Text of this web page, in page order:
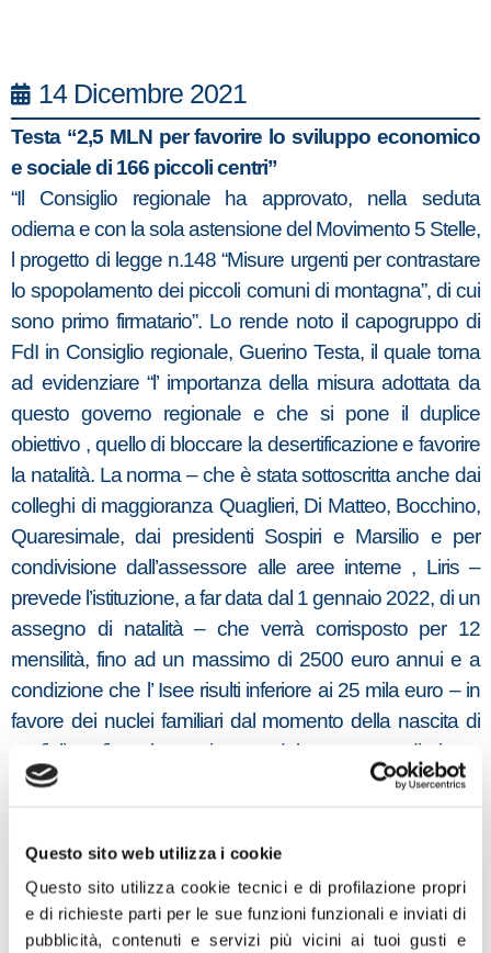
Questo sito web utilizza i cookie
Questo sito utilizza cookie tecnici e di profilazione propri
e di richieste parti per le sue funzioni funzionali e inviati di
pubblicità, contenuti e servizi più vicini ai tuoi gusti e
14 Dicembre 2021
Testa “2,5 MLN per favorire lo sviluppo economico
e sociale di 166 piccoli centri”
“Il Consiglio regionale ha approvato, nella seduta
odierna e con la sola astensione del Movimento 5 Stelle,
l progetto di legge n.148 “Misure urgenti per contrastare
lo spopolamento dei piccoli comuni di montagna”, di cui
sono primo firmatario”. Lo rende noto il capogruppo di
FdI in Consiglio regionale, Guerino Testa, il quale torna
ad evidenziare “l’ importanza della misura adottata da
questo governo regionale e che si pone il duplice
obiettivo , quello di bloccare la desertificazione e favorire
la natalità. La norma – che è stata sottoscritta anche dai
colleghi di maggioranza Quaglieri, Di Matteo, Bocchino,
Quaresimale, dai presidenti Sospiri e Marsilio e per
condivisione dall’assessore alle aree interne , Liris –
prevede l’istituzione, a far data dal 1 gennaio 2022, di un
assegno di natalità – che verrà corrisposto per 12
mensilità, fino ad un massimo di 2500 euro annui e a
condizione che l’ Isee risulti inferiore ai 25 mila euro – in
favore dei nuclei familiari dal momento della nascita di
un figlio e fino al compimento del terzo anno di vita, o
dall’ingresso in famiglia di un minore in adozione o in
quei genitori residenti in un piccolo comune montano
altitudine, con popolazione inferiore ai 3 mila abitanti e
nei quali si sia verificato un calo demografico – negli